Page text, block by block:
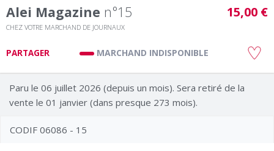
Alei Magazine n°15
CHEZ VOTRE MARCHAND DE JOURNAUX
15,00 €
PARTAGER MARCHAND INDISPONIBLE
Paru le 06 juillet 2026 (depuis un mois). Sera retiré de la
vente le 01 janvier (dans presque 273 mois).
CODIF 06086 - 15